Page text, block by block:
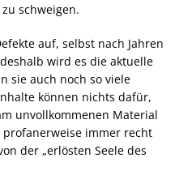
schweigen.
auf, selbst nach Jahren
wird es die aktuelle
sie auch noch so viele
können nichts dafür,
unvollkommenen Material
immer recht
der „erlösten Seele des